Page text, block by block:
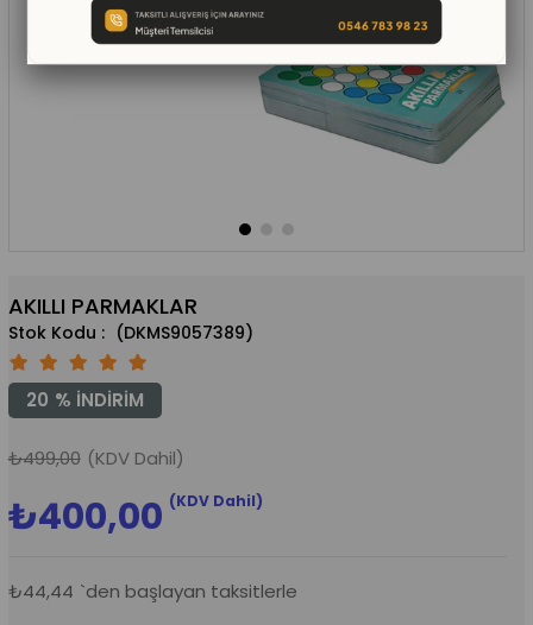
AKILLI PARMAKLAR
(DKMS9057389)
%
20 İNDIRIM
₺499,00 (KDV Dahil)
₺400,00 (KDV Dahil)
₺44,44 `den başlayan taksitlerle